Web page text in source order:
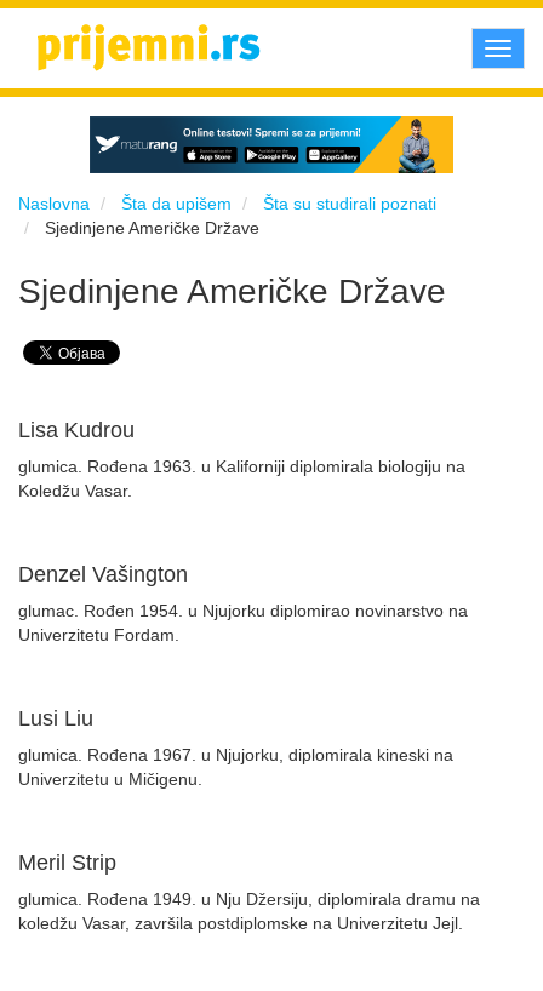
Naslovna Šta da upišem
Šta su studirali poznati
Sjedinjene Američke Države
Sjedinjene Američke Države
Lisa Kudrou
glumica. Rođena 1963. u Kaliforniji diplomirala biologiju na
Koledžu Vasar.
Denzel Vašington
glumac. Rođen 1954. u Njujorku diplomirao novinarstvo na
Univerzitetu Fordam.
Lusi Liu
glumica. Rođena 1967. u Njujorku, diplomirala kineski na
Univerzitetu u Mičigenu.
Meril Strip
glumica. Rođena 1949. u Nju Džersiju, diplomirala dramu na
koledžu Vasar, završila postdiplomske na Univerzitetu Jejl.